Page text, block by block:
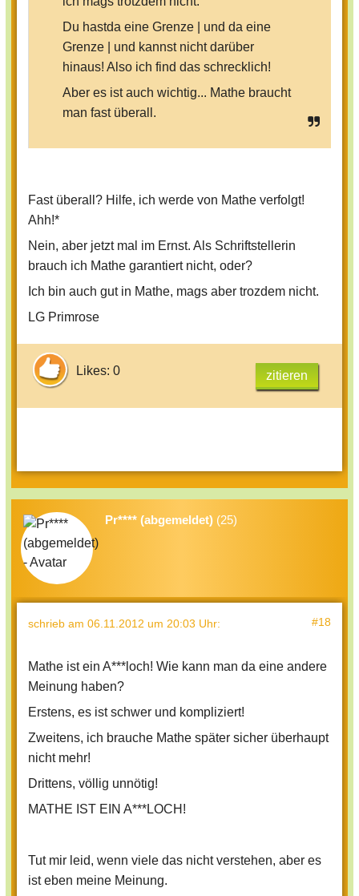
Du hastda eine Grenze | und da eine
Grenze | und kannst nicht darüber
hinaus! Also ich find das schrecklich!
Aber es ist auch wichtig... Mathe braucht
man fast überall.
Fast überall? Hilfe, ich werde von Mathe verfolgt!
Ahh!*
Nein, aber jetzt mal im Ernst. Als Schriftstellerin
brauch ich Mathe garantiert nicht, oder?
Ich bin auch gut in Mathe, mags aber trozdem nicht.
LG Primrose
Likes: 0 zitieren
Pr**** (abgemeldet) (25)
schrieb am 06.11.2012 um 20:03 Uhr: #18
Mathe ist ein A***loch! Wie kann man da eine andere
Meinung haben?
Erstens, es ist schwer und kompliziert!
Zweitens, ich brauche Mathe später sicher überhaupt
nicht mehr!
Drittens, völlig unnötig!
MATHE IST EIN A***LOCH!
Tut mir leid, wenn viele das nicht verstehen, aber es
ist eben meine Meinung.